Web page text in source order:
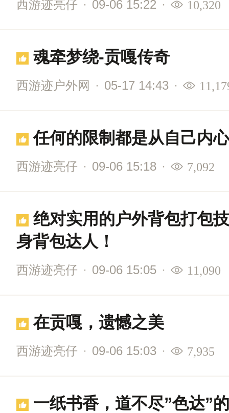
西游迹亮仔 · 09-06 15:22 · 10,320
魂牵梦绕-贡嘎传奇
西游迹户外网 · 05-17 14:43 ·
任何的限制都是从自己内
西游迹亮仔 · 09-06 15:18 · 7,092
身背包达人！
西游迹亮仔 · 09-06 15:05 · 11,090
在贡嘎，遗憾之美
西游迹亮仔 · 09-06 15:03 · 7,935
一纸书香，道不尽”色达”